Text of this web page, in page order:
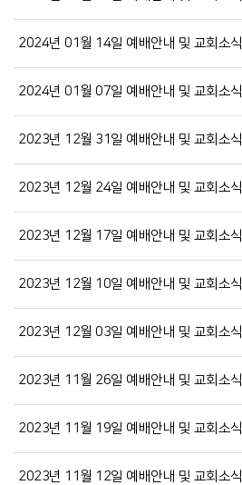
2024년 01월 14일 예배안내 및 교회소식
2024년 01월 07일 예배안내 및 교회소식
2023년 12월 31일 예배안내 및 교회소식
2023년 12월 24일 예배안내 및 교회소식
2023년 12월 17일 예배안내 및 교회소식
2023년 12월 10일 예배안내 및 교회소식
2023년 12월 03일 예배안내 및 교회소식
2023년 11월 26일 예배안내 및 교회소식
2023년 11월 19일 예배안내 및 교회소식
2023년 11월 12일 예배안내 및 교회소식